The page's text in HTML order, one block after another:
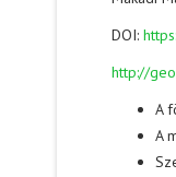
DOI:
http://
A
A